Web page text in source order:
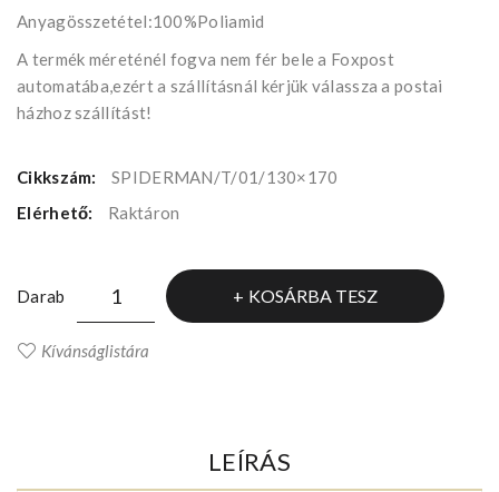
Anyagösszetétel:100%Poliamid
A termék méreténél fogva nem fér bele a Foxpost
automatába,ezért a szállításnál kérjük válassza a postai
házhoz szállítást!
Cikkszám:
SPIDERMAN/T/01/130×170
Elérhető:
Raktáron
Darab KOSÁRBA TESZ
Kívánságlistára
LEÍRÁS